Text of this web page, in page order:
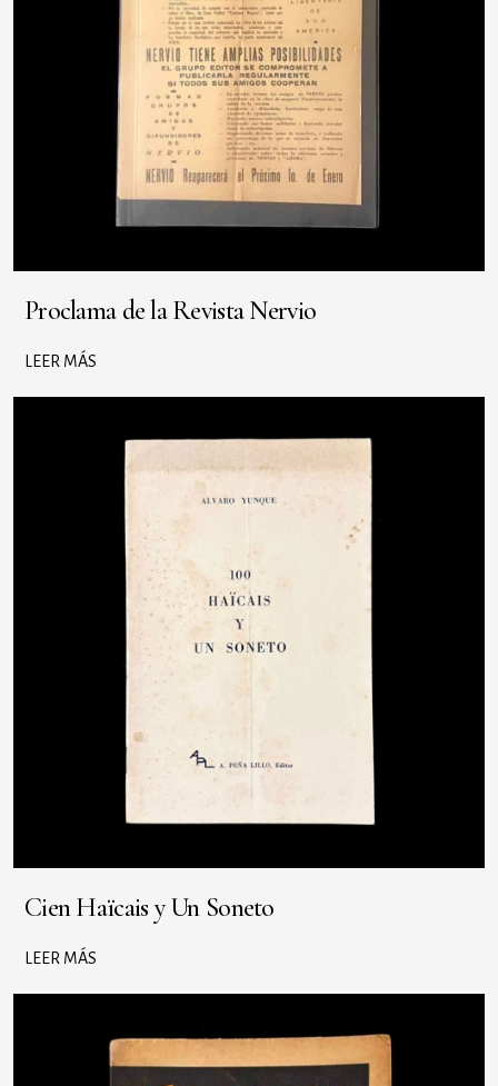
Proclama de la Revista Nervio
LEER MÁS
Cien Haïcais y Un Soneto
LEER MÁS